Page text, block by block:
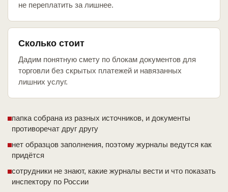
не переплатить за лишнее.
Сколько стоит
Дадим понятную смету по блокам документов для
торговли без скрытых платежей и навязанных
лишних услуг.
папка собрана из разных источников, и документы
противоречат друг другу
нет образцов заполнения, поэтому журналы ведутся как
придётся
сотрудники не знают, какие журналы вести и что показать
инспектору по России